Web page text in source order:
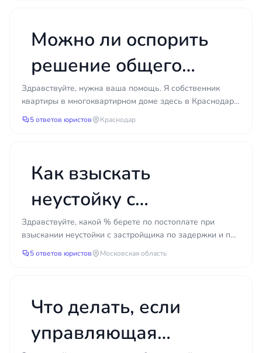
Можно ли оспорить
решение общего
собрания
собственников, если
Здравствуйте, нужна ваша помощь. Я собственник
квартиры в многоквартирном доме здесь в Краснодаре.
Неделю назад узнал, что было проведено общее
5 ответов юристов Краснодар
Как взыскать
неустойку с
застройщика за
задержку и
Здравствуйте, какой % берете по постоплате при
взыскании неустойки с застройщика по задержки и по
недостаткам?
5 ответов юристов Московская область
Что делать, если
управляющая